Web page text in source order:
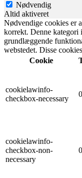
Nødvendig
Altid aktiveret
Nødvendige cookies er
korrekt. Denne kategori
grundlæggende
webstedet. Disse
Cookie
cookielawinfo-
checkbox-necessary
0
cookielawinfo-
checkbox-non-
necessary
0